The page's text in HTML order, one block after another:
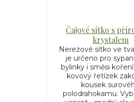
Čajové sítko s
krystalem
Nerezové sítko ve
je určeno pro
bylinky i směsi
kovový řetízek
kousek
polodrahokamu.